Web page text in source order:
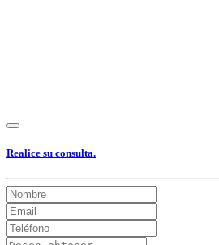
Realice su consulta.